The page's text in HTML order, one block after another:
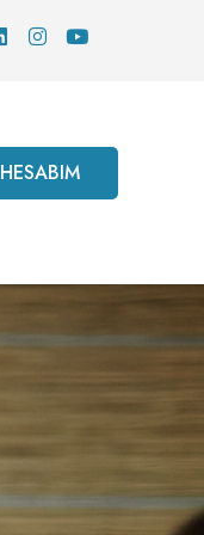
HESABIM